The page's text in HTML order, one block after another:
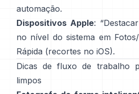
automação.
Dispositivos Apple: “
no nível do sistema em
Rápida (recortes no iOS).
Dicas de fluxo de trabalho
limpos